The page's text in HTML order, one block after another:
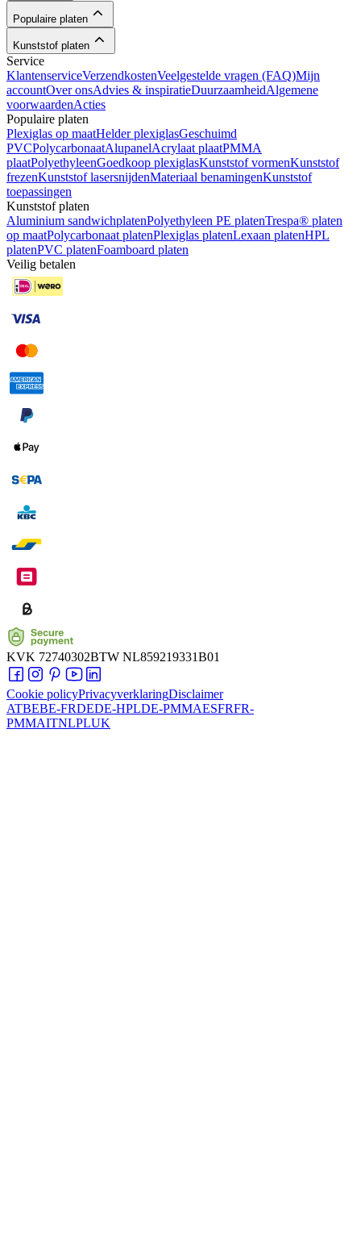
Populaire platen
Kunststof platen
Service
KlantenserviceVerzendkostenVeelgestelde vragen (FAQ)Mijn
accountOver onsAdvies & inspiratieDuurzaamheidAlgemene
voorwaardenActies
Populaire platen
Plexiglas op maatHelder plexiglasGeschuimd
PVCPolycarbonaatAlupanelAcrylaat plaatPMMA
plaatPolyethyleenGoedkoop plexiglasKunststof vormenKunststof
frezenKunststof lasersnijdenMateriaal benamingenKunststof
toepassingen
Kunststof platen
Aluminium sandwichplatenPolyethyleen PE platenTrespa® platen
op maatPolycarbonaat platenPlexiglas platenLexaan platenHPL
platenPVC platenFoamboard platen
Veilig betalen
KVK 72740302BTW NL859219331B01
Cookie policyPrivacyverklaringDisclaimer
ATBEBE-FRDEDE-HPLDE-PMMAESFRFR-
PMMAITNLPLUK